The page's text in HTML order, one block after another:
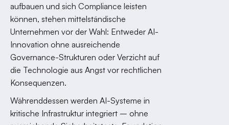
aufbauen und sich Compliance leisten
können, stehen mittelständische
Unternehmen vor der Wahl: Entweder AI-
Innovation ohne ausreichende
Governance-Strukturen oder Verzicht auf
die Technologie aus Angst vor rechtlichen
Konsequenzen.
Währenddessen werden AI-Systeme in
kritische Infrastruktur integriert – ohne